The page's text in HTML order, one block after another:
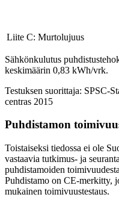
Liite C: Murtolujuus
Sähkönkulutus
keskimäärin 0,83 kWh/vrk.
Testuksen suorittaja: SPSC-
centras 2015
Puhdistamon
Toistaiseksi tiedossa ei ole
vastaavia tutkimus- ja
puhdistamoiden
Puhdistamo on CE-merkitty,
mukainen toimivuustestaus.